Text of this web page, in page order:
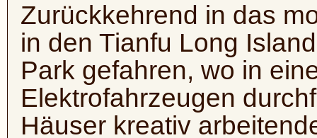
Zurückkehrend in das
in den Tianfu Long
Park gefahren, wo in
Elektrofahrzeugen
Häuser kreativ